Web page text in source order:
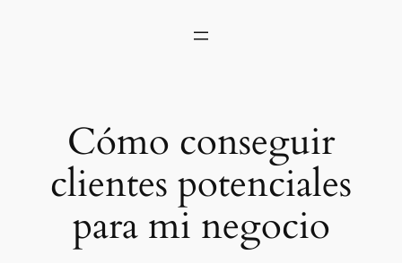
Cómo conseguir
clientes potenciales
para mi negocio